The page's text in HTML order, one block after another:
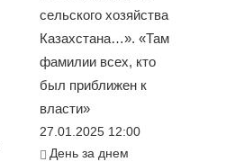
сельского хозяйства
Казахстана…». «Там
фамилии всех, кто
был приближен к
власти»
27.01.2025 12:00
День за днем